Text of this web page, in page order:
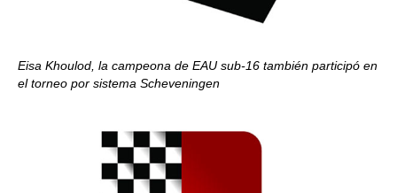
Eisa Khoulod, la campeona de EAU sub-16 también participó en
el torneo por sistema Scheveningen